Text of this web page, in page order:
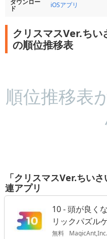
ダウンロー
ド iOSアプリ
クリスマスVer.ちい
の順位推移表
順位推移表
「クリスマスVer.ちい
連アプリ
10 - 頭が良く
リックパズル
無料 MagicAnt,Inc.